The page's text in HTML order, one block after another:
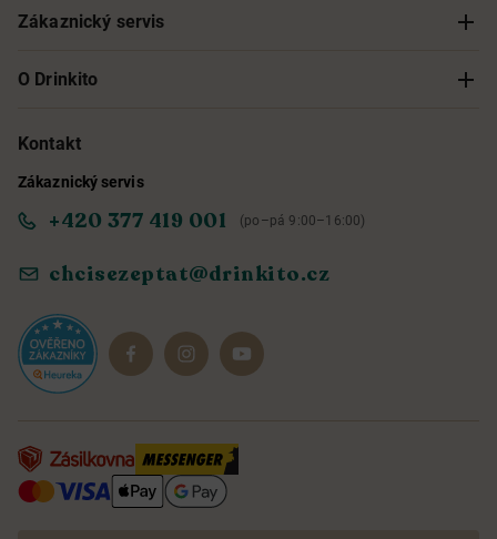
Zákaznický servis
Sledování objednávky
Obchodní podmínky
Reklamace a vrácení
O Drinkito
O nás
Informace o přístupnosti služby
Dárkové sady
Kontakt
Zákaznický servis
+420 377 419 001 (po–pá 9:00–16:00)
chcisezeptat@drinkito.cz